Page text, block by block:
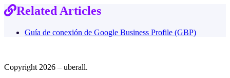
Related Articles
Guía de conexión de Google Business Profile (GBP)
Copyright 2026 – uberall.